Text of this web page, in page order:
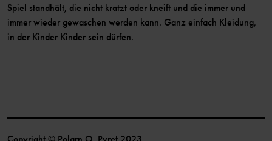
Spiel standhält, die nicht kratzt oder kneift und die immer und
immer wieder gewaschen werden kann. Ganz einfach Kleidung,
in der Kinder Kinder sein dürfen.